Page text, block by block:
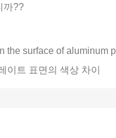
까??
이트 표면의 색상 차이